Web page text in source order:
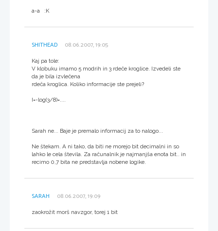
a-a :K
SHITHEAD 08.06.2007, 19:05
Kaj pa tole:
V klobuku imamo 5 modrih in 3 rdeče kroglice. Izvedeli ste
da je bila izvlečena
rdeča kroglica. Koliko informacije ste prejeli?
I=-log(3/8)=....
Sarah ne... Baje je premalo informacij za to nalogo...
Ne štekam. A ni tako, da biti ne morejo bit decimalni in so
lahko le cela števila. Za računalnik je najmanjša enota bit.. in
recimo 0,7 bita ne predstavlja nobene logike.
SARAH 08.06.2007, 19:09
zaokrožit morš navzgor, torej 1 bit